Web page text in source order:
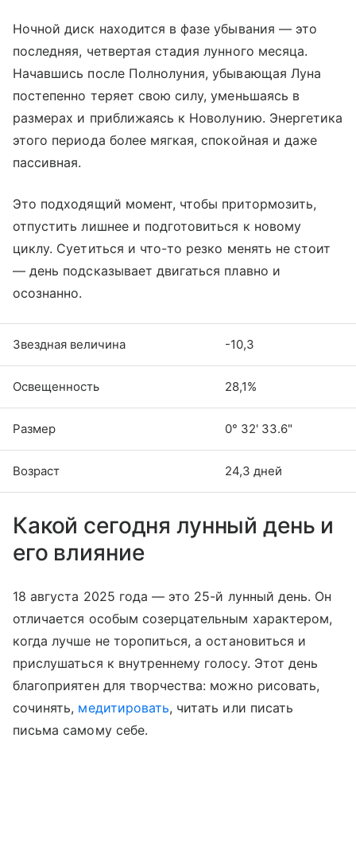
Ночной диск находится в фазе убывания — это
последняя, четвертая стадия лунного месяца.
Начавшись после Полнолуния, убывающая Луна
постепенно теряет свою силу, уменьшаясь в
размерах и приближаясь к Новолунию. Энергетика
этого периода более мягкая, спокойная и даже
пассивная.
Это подходящий момент, чтобы притормозить,
отпустить лишнее и подготовиться к новому
циклу. Суетиться и что-то резко менять не стоит
— день подсказывает двигаться плавно и
осознанно.
Звездная величина -10,3
Освещенность 28,1%
Размер 0° 32' 33.6"
Возраст 24,3 дней
Какой сегодня лунный день и
его влияние
18 августа 2025 года — это 25-й лунный день. Он
отличается особым созерцательным характером,
когда лучше не торопиться, а остановиться и
прислушаться к внутреннему голосу. Этот день
благоприятен для творчества: можно рисовать,
сочинять, медитировать, читать или писать
письма самому себе.